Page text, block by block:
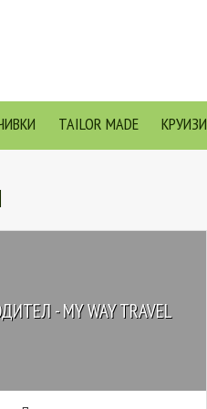
TAILOR MADE КРУИЗИ
- MY WAY TRAVEL